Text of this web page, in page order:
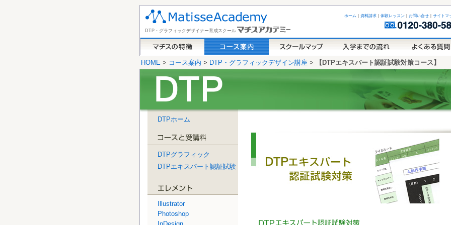
DTP・グラフィックデザイナー育成スクール
ホーム 資料請求 体験レッスン お問い合せ サイトマ
HOME > コース案内 > DTP・グラフィックデザイン講座 > 【DTPエキスパート認証試験対策コース】
DTPホーム
DTPグラフィック
DTPエキスパート認証試験
Illustrator
Photoshop